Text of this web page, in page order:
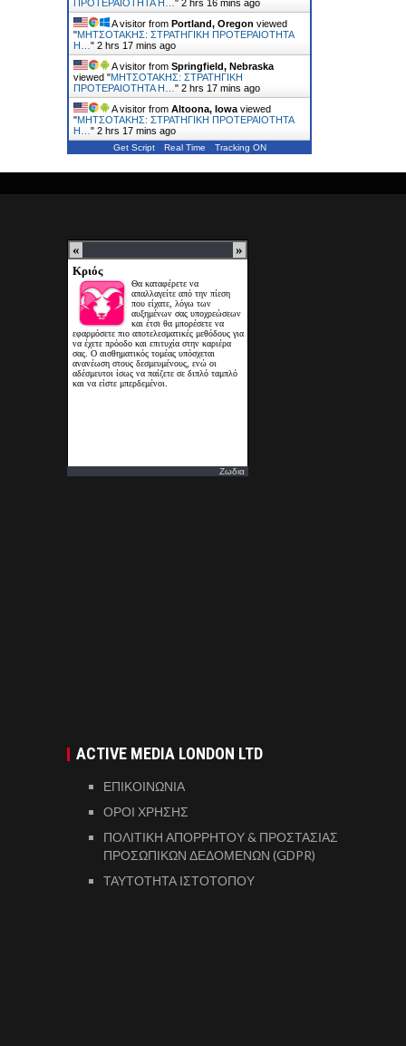
ΠΡΟΤΕΡΑΙΟΤΗΤΑ Η… " 2 hrs 16 mins ago
A visitor from Portland, Oregon viewed
"ΜΗΤΣΟΤΑΚΗΣ: ΣΤΡΑΤΗΓΙΚΗ ΠΡΟΤΕΡΑΙΟΤΗΤΑ
Η… " 2 hrs 17 mins ago
A visitor from Springfield, Nebraska
viewed "ΜΗΤΣΟΤΑΚΗΣ: ΣΤΡΑΤΗΓΙΚΗ
ΠΡΟΤΕΡΑΙΟΤΗΤΑ Η… " 2 hrs 17 mins ago
A visitor from Altoona, Iowa viewed
"ΜΗΤΣΟΤΑΚΗΣ: ΣΤΡΑΤΗΓΙΚΗ ΠΡΟΤΕΡΑΙΟΤΗΤΑ
Η… " 2 hrs 17 mins ago
Get Script Real Time Tracking ON
Ζωδια
ACTIVE MEDIA LONDON LTD
ΕΠΙΚΟΙΝΩΝΙΑ
ΟΡΟΙ ΧΡΗΣΗΣ
ΠΟΛΙΤΙΚΗ ΑΠΟΡΡΗΤΟΥ & ΠΡΟΣΤΑΣΙΑΣ
ΠΡΟΣΩΠΙΚΩΝ ΔΕΔΟΜΕΝΩΝ (GDPR)
ΤΑΥΤΟΤΗΤΑ ΙΣΤΟΤΟΠΟΥ